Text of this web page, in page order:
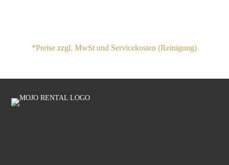
*Preise zzgl. MwSt und Servicekosten (Reinigung)